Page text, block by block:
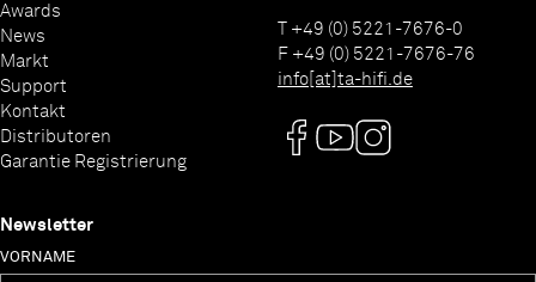
Awards
News
Markt
Support
Kontakt
Distributoren
Garantie Registrierung
T +49 (0) 5221-7676-0
F +49 (0) 5221-7676-76
info[at]ta-hifi.de
Newsletter
VORNAME